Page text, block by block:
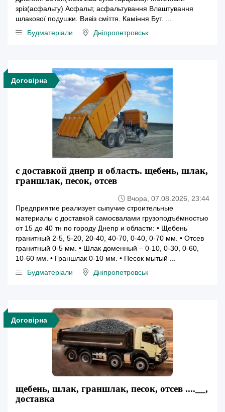
зріз(асфальту) Асфальт, асфальтування Влаштування
шлакової подушки. Вивіз сміття. Каміння Бут. ...
Будматеріали
Дніпропетровськ
Договірна
с доставкой днепр и область. щебень, шлак,
граншлак, песок, отсев
Вчора, 07.08.2026, 23:44
Предприятие реализует сыпучие строительные
материалы с доставкой самосвалами грузоподъёмностью
от 15 до 40 тн по городу Днепр и области: • Щебень
гранитный 2-5, 5-20, 20-40, 40-70, 0-40, 0-70 мм. • Отсев
гранитный 0-5 мм. • Шлак доменный – 0-10, 0-30, 0-60,
10-60 мм. • Граншлак 0-10 мм. • Песок мытый ...
Будматеріали
Дніпропетровськ
Договірна
щебень, шлак, граншлак, песок, отсев ....__,
доставка